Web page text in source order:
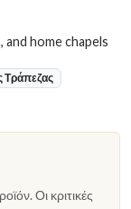
home chapels
Τράπεζας
Οι κριτικές